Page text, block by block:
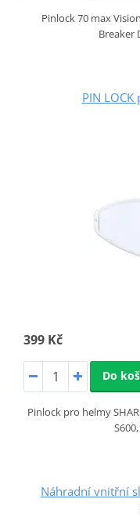
Pinlock 70 max
Breaker
PIN LOCK
399 Kč
Do
Pinlock pro helmy
Náhradní vnitřní